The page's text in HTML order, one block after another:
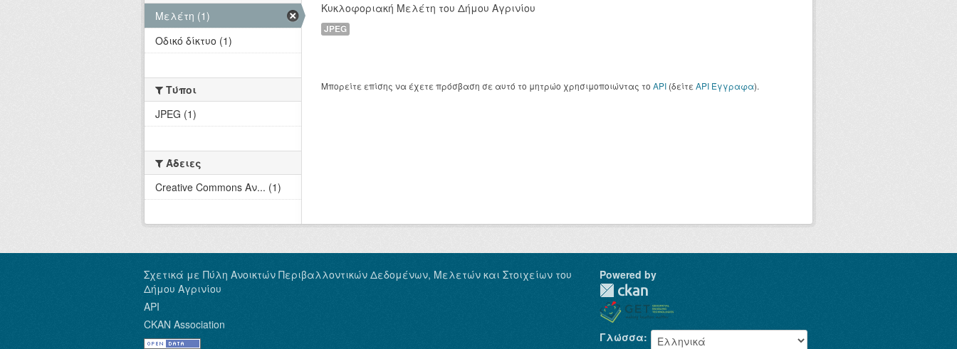
Κυκλοφοριακή Μελέτη του Δήμου Αγρινίου
JPEG
Μπορείτε επίσης να έχετε πρόσβαση σε αυτό το μητρώο χρησιμοποιώντας το API (δείτε API Έγγραφα).
Μελέτη (1)
Οδικό δίκτυο (1)
Τύποι
JPEG (1)
Άδειες
Creative Commons Αν... (1)
Σχετικά με Πύλη Ανοικτών Περιβαλλοντικών Δεδομένων, Μελετών και Στοιχείων του
Δήμου Αγρινίου
API
CKAN Association
Powered by
Γλώσσα